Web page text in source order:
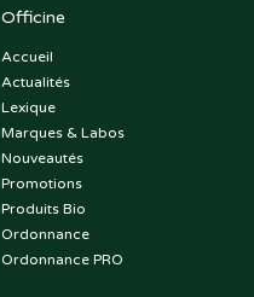
Officine
Accueil
Actualités
Lexique
Marques & Labos
Nouveautés
Promotions
Produits Bio
Ordonnance
Ordonnance PRO